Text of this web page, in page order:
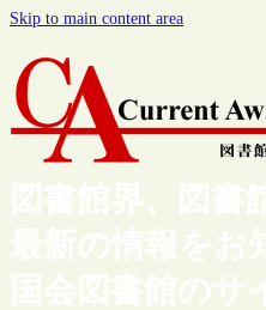
Skip to main content area
図書館界、図書
最新の情報をお
国会図書館のサ